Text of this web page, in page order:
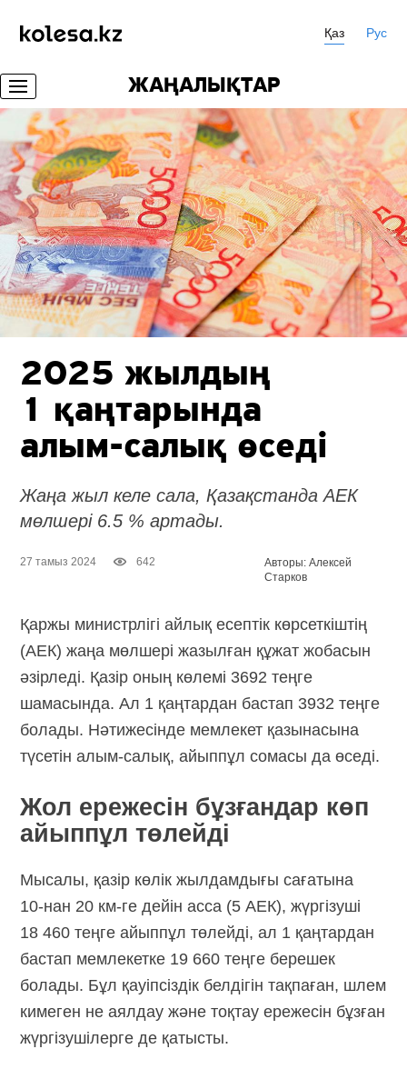
Қаз Рус
ЖАҢАЛЫҚТАР
2025 жылдың
1 қаңтарында
алым-салық өседі
Жаңа жыл келе сала, Қазақстанда АЕК
мөлшері 6.5 % артады.
27 тамыз 2024 642
Авторы: Алексей
Старков
Қаржы министрлігі айлық есептік көрсеткіштің
(АЕК) жаңа мөлшері жазылған құжат жобасын
әзірледі. Қазір оның көлемі 3692 теңге
шамасында. Ал 1 қаңтардан бастап 3932 теңге
болады. Нәтижесінде мемлекет қазынасына
түсетін алым-салық, айыппұл сомасы да өседі.
Жол ережесін бұзғандар көп
айыппұл төлейді
Мысалы, қазір көлік жылдамдығы сағатына
10-нан 20 км-ге дейін асса (5 АЕК), жүргізуші
18 460 теңге айыппұл төлейді, ал 1 қаңтардан
бастап мемлекетке 19 660 теңге берешек
болады. Бұл қауіпсіздік белдігін тақпаған, шлем
кимеген не аялдау және тоқтау ережесін бұзған
жүргізушілерге де қатысты.